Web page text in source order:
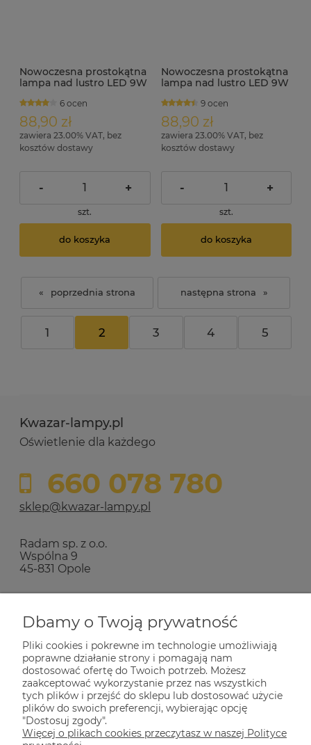
Nowoczesna prostokątna
lampa nad lustro LED 9W
6 ocen
88,90 zł
zawiera 23.00% VAT, bez
kosztów dostawy
- +
szt.
do koszyka
Nowoczesna prostokątna
lampa nad lustro LED 9W
9 ocen
88,90 zł
zawiera 23.00% VAT, bez
kosztów dostawy
- +
szt.
do koszyka
«
1 2 3 4 5
»
Kwazar-lampy.pl
Oświetlenie dla każdego
660 078 780
sklep@kwazar-lampy.pl
Radam sp. z o.o.
Wspólna 9
45-831 Opole
Zakupy
Pomoc
Dla Ciebie
Informacje
Dbamy o Twoją prywatność
Pliki cookies i pokrewne im technologie umożliwiają
poprawne działanie strony i pomagają nam
dostosować ofertę do Twoich potrzeb. Możesz
zaakceptować wykorzystanie przez nas wszystkich
tych plików i przejść do sklepu lub dostosować użycie
plików do swoich preferencji, wybierając opcję
"Dostosuj zgody".
Więcej o plikach cookies przeczytasz w naszej Polityce